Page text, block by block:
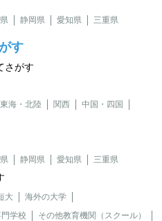
静岡県 愛知県 三重県
す
さがす
東海・北陸 関西
中国・四国
静岡県 愛知県 三重県
大
海外の大学
学校
その他教育機関（スクール）